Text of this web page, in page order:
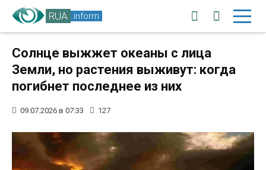
RUA inform
Солнце выжжет океаны с лица
Земли, но растения выживут: когда
погибнет последнее из них
09.07.2026 в 07:33 127